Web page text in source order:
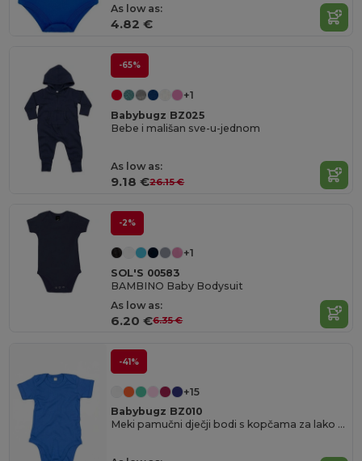
As low as:
4.82 €
-65%
+1
Babybugz BZ025
Bebe i mališan sve-u-jednom
As low as:
9.18 €26.15 €
-2%
+1
SOL'S 00583
BAMBINO Baby Bodysuit
As low as:
6.20 €6.35 €
-41%
+15
Babybugz BZ010
Meki pamučni dječji bodi s kopčama za lako oblačenje